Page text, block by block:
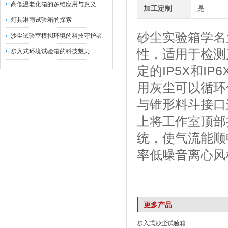
高低温老化箱的多维应用与意义
灯具淋雨试验箱的探索
沙尘试验室模拟环境的科技守护者
步入式环境试验箱的科技魅力
加工定制 是
砂尘实验箱学
性，适用于检
定的IP5X和
用灰尘可以循
与锥形料斗接
上将工作室顶
统，使气流能
率低噪音离心
更多产品
步入式沙尘试验箱